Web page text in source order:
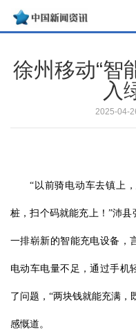
徐州移动“智
入
2025-04-
“以前骑电动车去镇上
桩，扫个码就能充上！”沛
一排崭新的智能充电设备，
电动车电量不足，通过手机
了问题，“两块钱就能充满，
感慨道。